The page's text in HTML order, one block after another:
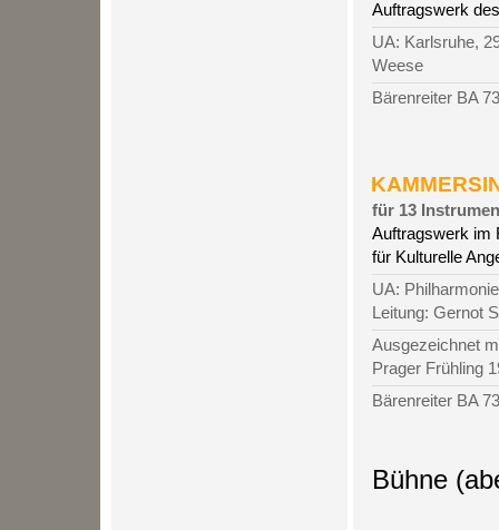
Auftragswerk
UA: Karlsruhe,
Weese
Bärenreiter BA
für 13
Auftragswerk im
für Kulturelle
UA:
Leitung: Gernot
Ausgezeichnet
Prager Frühling
Bärenreiter BA
Bühne